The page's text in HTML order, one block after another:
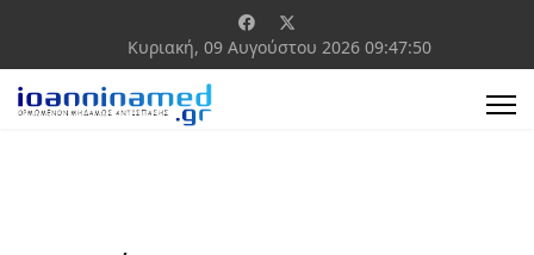
Κυριακή, 09 Αυγούστου 2026 09:47:50